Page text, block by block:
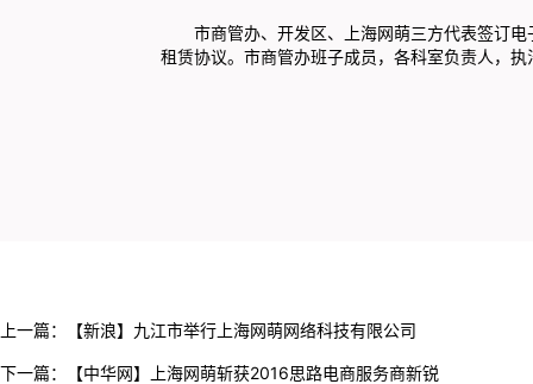
市商管办、开发区、上海网萌三方代表签订电
租赁协议。市商管办班子成员，各科室负责人，
上一篇： 【新浪】九江市举行上海网萌网络科技有限公司
下一篇： 【中华网】上海网萌斩获2016思路电商服务商新锐